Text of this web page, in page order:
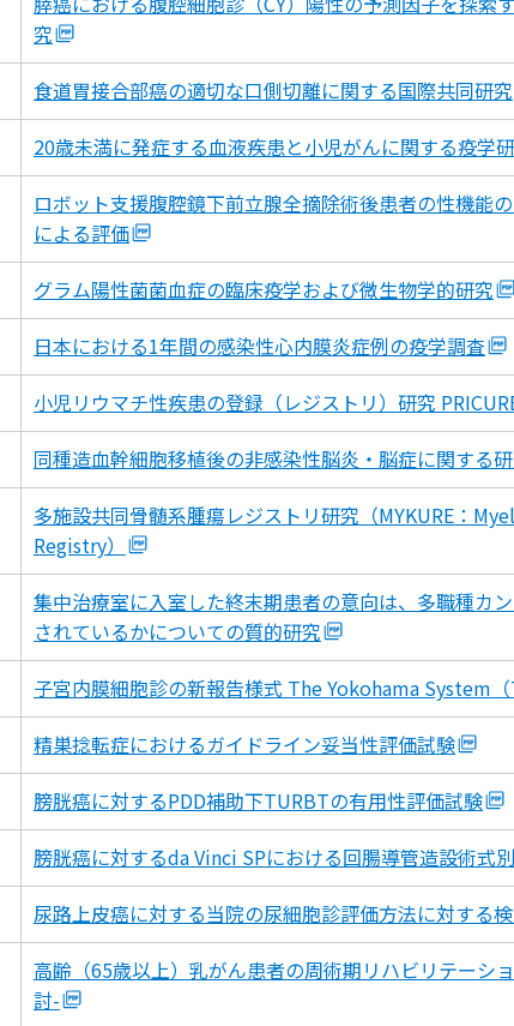
究
食道胃接合部癌の適切な口側切離に関する国際共同研究
20歳未満に発症する血液疾患と小児がんに関する疫学
ロボット支援腹腔鏡下前立腺全摘除術後患者の性機能
による評価
グラム陽性菌菌血症の臨床疫学および微生物学的研究
日本における1年間の感染性心内膜炎症例の疫学調査
小児リウマチ性疾患の登録（レジストリ）研究
同種造血幹細胞移植後の非感染性脳炎・脳症に関する
多施設共同骨髄系腫瘍レジストリ研究（MYKURE：
Registry）
集中治療室に入室した終末期患者の意向は、多職種カ
されているかについての質的研究
子宮内膜細胞診の新報告様式 The Yokohama System
精巣捻転症におけるガイドライン妥当性評価試験
膀胱癌に対するPDD補助下TURBTの有用性評価試験
膀胱癌に対するda Vinci SPにおける回腸導管造設術式
尿路上皮癌に対する当院の尿細胞診評価方法に対する
高齢（65歳以上）乳がん患者の周術期リハビリテーシ
討-